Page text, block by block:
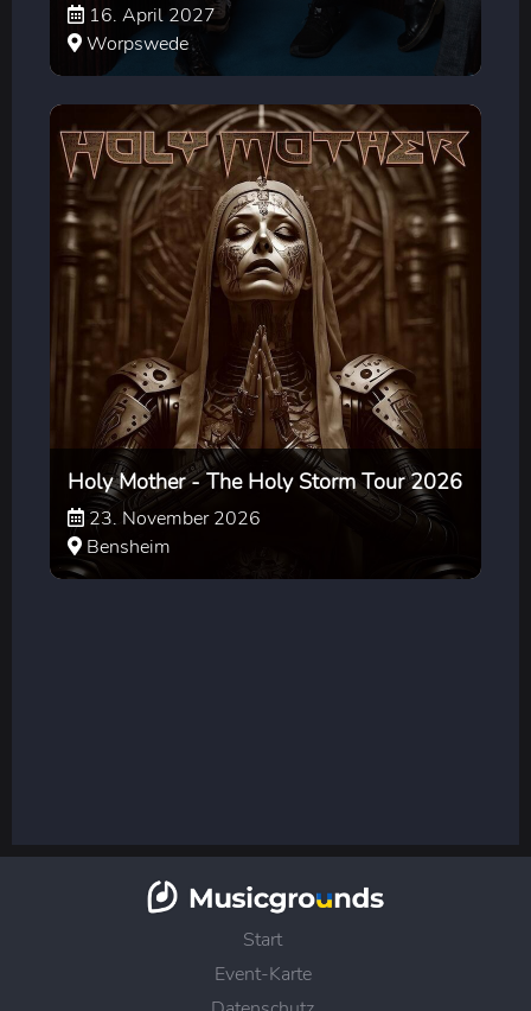
16. April 2027
Worpswede
Holy Mother - The Holy Storm Tour 2026
23. November 2026
Bensheim
Start
Event-Karte